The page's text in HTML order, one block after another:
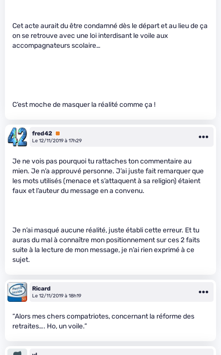
Cet acte aurait du être condamné dès le départ et au lieu de ça
on se retrouve avec une loi interdisant le voile aux
accompagnateurs scolaire…
C’est moche de masquer la réalité comme ça !
fred42 Premium
Le 12/11/2019 à 17h29
Je ne vois pas pourquoi tu rattaches ton commentaire au
mien. Je n’a approuvé personne. J’ai juste fait remarquer que
les mots utilisés (menace et s’attaquent à sa religion) étaient
faux et l’auteur du message en a convenu.
Je n’ai masqué aucune réalité, juste établi cette erreur. Et tu
auras du mal à connaître mon positionnement sur ces 2 faits
suite à la lecture de mon message, je n’ai rien exprimé à ce
sujet.
Ricard
Le 12/11/2019 à 18h19
“Alors mes chers compatriotes, concernant la réforme des
retraites…. Ho, un voile.”